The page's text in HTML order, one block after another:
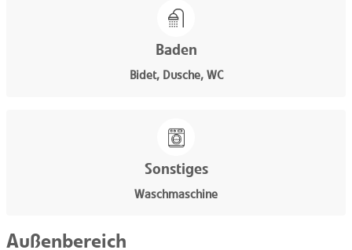
Baden
Bidet, Dusche, WC
Sonstiges
Waschmaschine
Außenbereich